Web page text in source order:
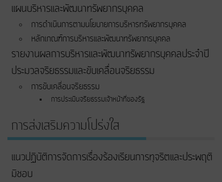
แผนบริหารและพัฒนาทรัพยากรบุคคล
การดำเนินการตามนโยบายการบริหารทรัพยากรบุคคล
หลักเกณฑ์การบริหารและพัฒนาทรัพยากรบุคคล
รายงานผลการบริหารและพัฒนาทรัพยากรบุคคลประจำปี
ประมวลจริยธรรมและขับเคลื่อนจริยธรรม
การขับเคลื่อนจริยธรรม
การประเมินจริยธรรมเจ้าหน้าที่ของรัฐ
การส่งเสริมความโปร่งใส
แนวปฏิบัติการจัดการเรื่องร้องเรียนการทุจริตและประพฤติ
มิชอบ